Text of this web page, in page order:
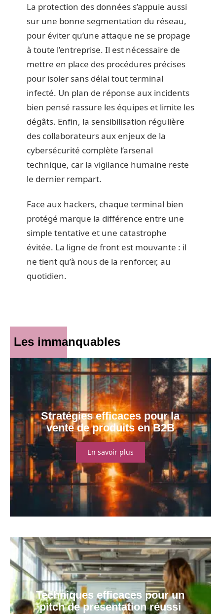
La protection des données s’appuie aussi
sur une bonne segmentation du réseau,
pour éviter qu’une attaque ne se propage
à toute l’entreprise. Il est nécessaire de
mettre en place des procédures précises
pour isoler sans délai tout terminal
infecté. Un plan de réponse aux incidents
bien pensé rassure les équipes et limite les
dégâts. Enfin, la sensibilisation régulière
des collaborateurs aux enjeux de la
cybersécurité complète l’arsenal
technique, car la vigilance humaine reste
le dernier rempart.
Face aux hackers, chaque terminal bien
protégé marque la différence entre une
simple tentative et une catastrophe
évitée. La ligne de front est mouvante : il
ne tient qu’à nous de la renforcer, au
quotidien.
Les immanquables
Stratégies efficaces pour la
vente de produits en B2B
En savoir plus
Techniques efficaces pour un
pitch de présentation réussi